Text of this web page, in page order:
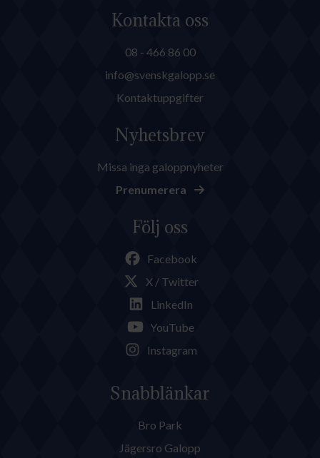
Kontakta oss
08 - 466 86 00
info@svenskgalopp.se
Kontaktuppgifter
Nyhetsbrev
Missa inga galoppnyheter
Prenumerera
Följ oss
Facebook
X / Twitter
LinkedIn
YouTube
Instagram
Snabblänkar
Bro Park
Jägersro Galopp